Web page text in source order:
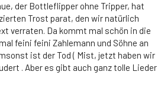
der Bottleflipper ohne Tripper, hat
Trost parat, den wir natürlich
verraten. Da kommt mal schön in die
feini feini Zahlemann und Söhne an
ist der Tod ( Mist, jetzt haben wir
. Aber es gibt auch ganz tolle Lieder